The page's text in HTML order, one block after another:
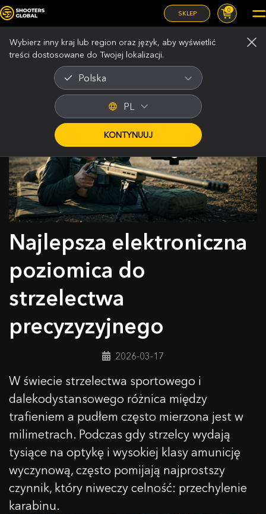
SKLEP 0
Wybierz inny kraj lub region oraz język, aby wyświetlić
treści dostosowane do Twojej lokalizacji.
Polska
PL
KONTYNUUJ
Najlepsza elektroniczna
poziomica do
strzelectwa
precyzyzyjnego
2026-03-17
W świecie strzelectwa sportowego i
dalekodystansowego różnica między
trafieniem a pudłem często mierzona jest w
milimetrach. Podczas gdy strzelcy wydają
tysiące na optykę i wysokiej klasy amunicję
wyczynową, często pomijają najprostszy
czynnik, który niweczy celność: przechylenie
karabinu.